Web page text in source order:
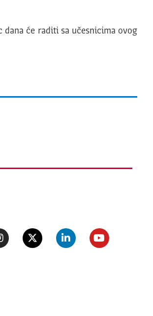
će raditi sa učesnicima ovog